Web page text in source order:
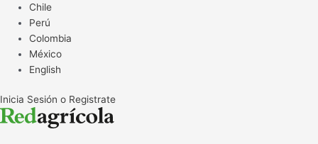
Chile
Perú
Colombia
México
English
Inicia Sesión o Registrate